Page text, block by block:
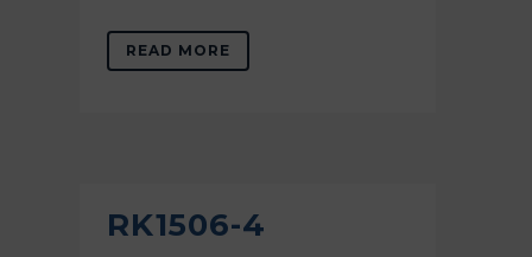
READ MORE
RK1506-4